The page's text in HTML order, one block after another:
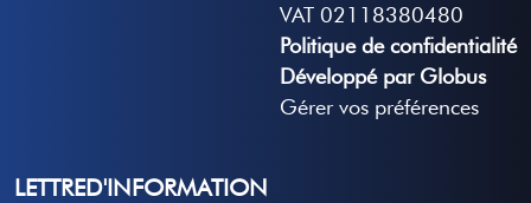
VAT 02118380480
Politique de confidentialité
Développé par Globus
Gérer vos préférences
LETTRED'INFORMATION